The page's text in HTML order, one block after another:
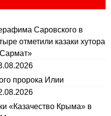
Саровского в
отметили казаки хутора
пророка Илии
«Казачество Крыма» в